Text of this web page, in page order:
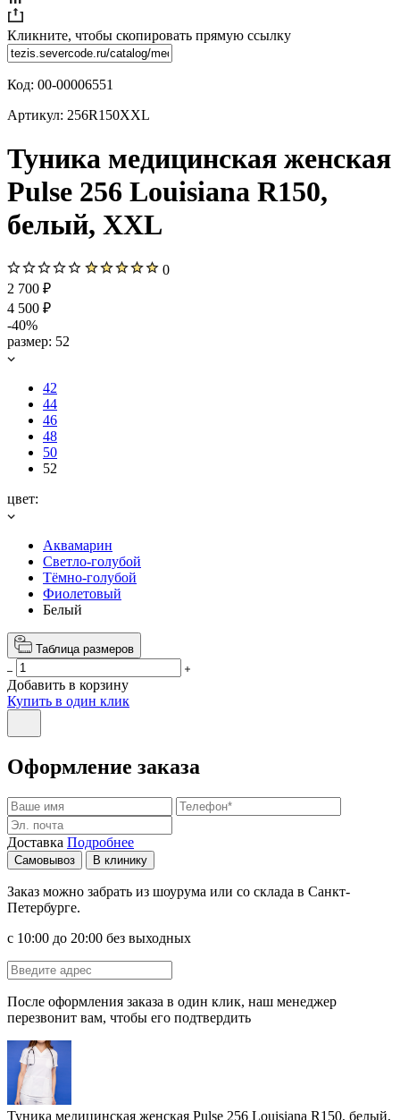
Кликните, чтобы скопировать прямую ссылку
Код: 00-00006551
Артикул: 256R150XXL
Туника медицинская женская
Pulse 256 Louisiana R150,
белый, XXL
0
2 700 ₽
4 500 ₽
-40%
размер: 52
42
44
46
48
50
52
цвет:
Аквамарин
Светло-голубой
Тёмно-голубой
Фиолетовый
Белый
Таблица размеров
Добавить в корзину
Купить в один клик
Оформление заказа
Доставка Подробнее
Самовывоз В клинику
Заказ можно забрать из шоурума или со склада в Санкт-
Петербурге.
с 10:00 до 20:00 без выходных
После оформления заказа в один клик, наш менеджер
перезвонит вам, чтобы его подтвердить
Туника медицинская женская Pulse 256 Louisiana R150, белый,